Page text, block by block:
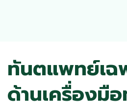
ทันตแพทย์เฉ
ด้านเครื่องมื